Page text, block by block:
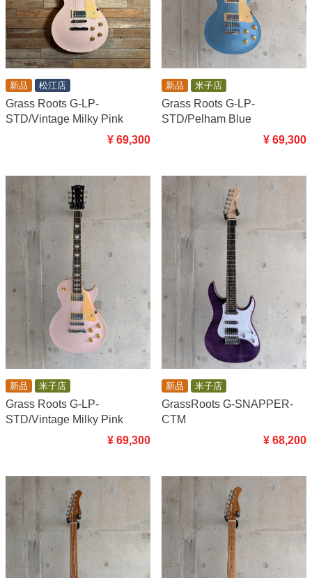
新品 松江店
Grass Roots G-LP-
STD/Vintage Milky Pink
¥ 69,300
新品 米子店
Grass Roots G-LP-
STD/Pelham Blue
¥ 69,300
新品 米子店
Grass Roots G-LP-
STD/Vintage Milky Pink
¥ 69,300
新品 米子店
GrassRoots G-SNAPPER-
CTM
¥ 68,200